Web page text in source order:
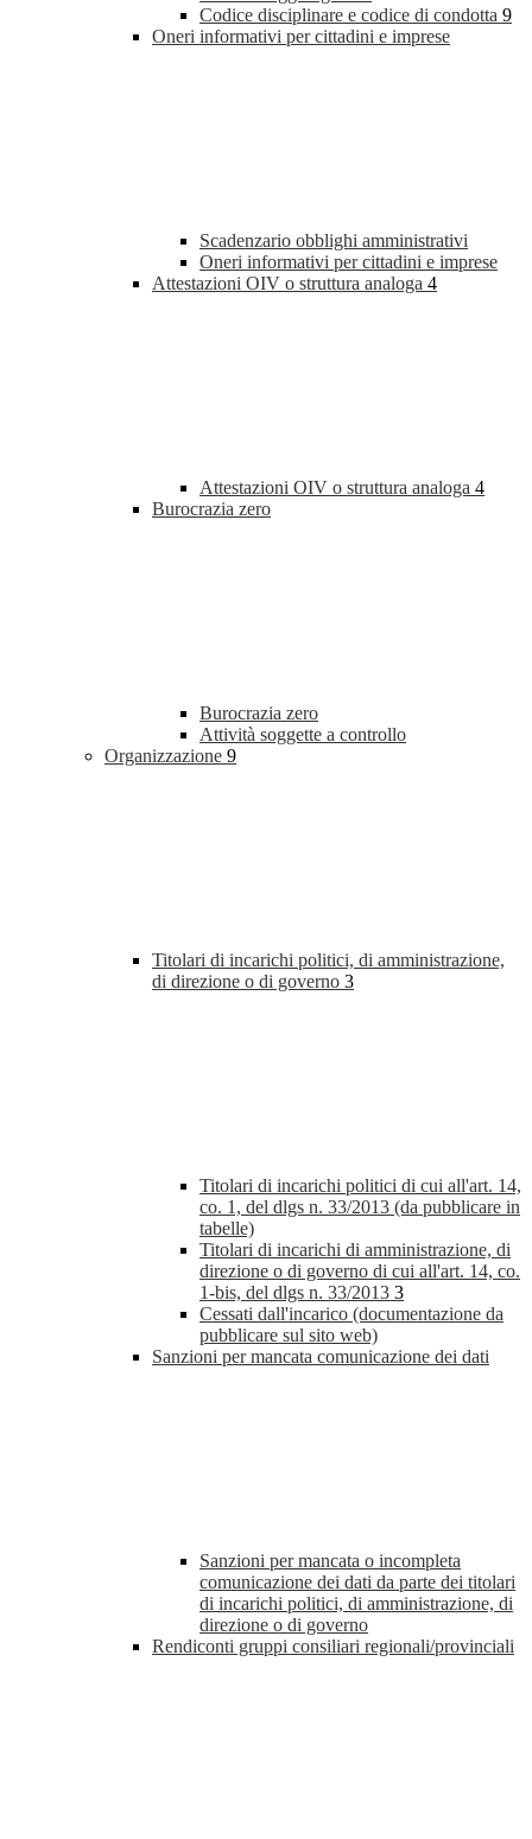
Codice disciplinare e codice di condotta 9
Oneri informativi per cittadini e imprese
Scadenzario obblighi amministrativi
Oneri informativi per cittadini e imprese
Attestazioni OIV o struttura analoga 4
Attestazioni OIV o struttura analoga 4
Burocrazia zero
Burocrazia zero
Attività soggette a controllo
Organizzazione 9
Titolari di incarichi politici, di amministrazione,
di direzione o di governo 3
Titolari di incarichi politici di cui all'art. 14,
co. 1, del dlgs n. 33/2013 (da pubblicare in
tabelle)
Titolari di incarichi di amministrazione, di
direzione o di governo di cui all'art. 14, co.
1-bis, del dlgs n. 33/2013 3
Cessati dall'incarico (documentazione da
pubblicare sul sito web)
Sanzioni per mancata comunicazione dei dati
Sanzioni per mancata o incompleta
comunicazione dei dati da parte dei titolari
di incarichi politici, di amministrazione, di
direzione o di governo
Rendiconti gruppi consiliari regionali/provinciali